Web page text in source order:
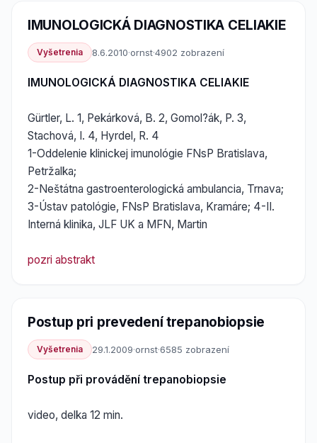
IMUNOLOGICKÁ DIAGNOSTIKA CELIAKIE
Vyšetrenia 8.6.2010·ornst·4902 zobrazení
IMUNOLOGICKÁ DIAGNOSTIKA CELIAKIE
Gürtler, L. 1, Pekárková, B. 2, Gomol?ák, P. 3,
Stachová, I. 4, Hyrdel, R. 4
1-Oddelenie klinickej imunológie FNsP Bratislava,
Petržalka;
2-Neštátna gastroenterologická ambulancia, Trnava;
3-Ústav patológie, FNsP Bratislava, Kramáre; 4-II.
Interná klinika, JLF UK a MFN, Martin
pozri abstrakt
Postup pri prevedení trepanobiopsie
Vyšetrenia 29.1.2009·ornst·6585 zobrazení
Postup při provádění trepanobiopsie
video, delka 12 min.